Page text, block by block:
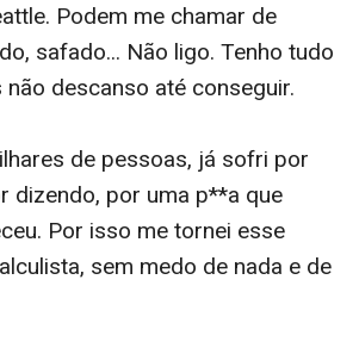
Podem me chamar de
safado... Não ligo. Tenho tudo
não descanso até conseguir.
de pessoas, já sofri por
dizendo, por uma p**a que
Por isso me tornei esse
sem medo de nada e de